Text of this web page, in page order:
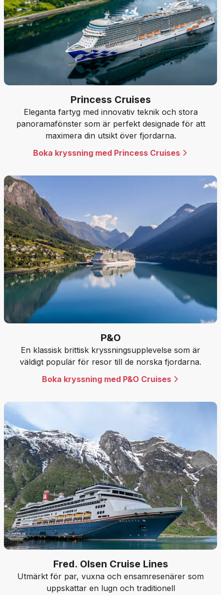
Princess Cruises
Eleganta fartyg med innovativ teknik och stora
panoramafönster som är perfekt designade för att
maximera din utsikt över fjordarna.
Boka kryssning med Princess Cruises
P&O
En klassisk brittisk kryssningsupplevelse som är
väldigt populär för resor till de norska fjordarna.
Boka kryssning med P&O Cruises
Fred. Olsen Cruise Lines
Utmärkt för par, vuxna och ensamresenärer som
uppskattar en lugn och traditionell